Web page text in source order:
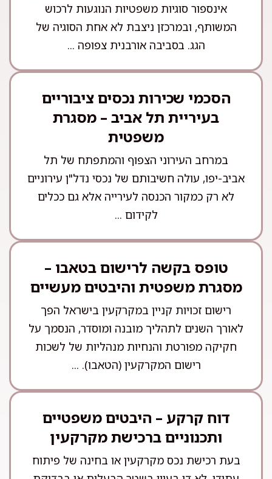
אינספור סוגיות משפטיות הנוגעות לרכוש
המשותף, ובמרכזן ניצבת לא אחת הסוגיה של
הגג. בסביבה אורבנית צפופה ...
הסכמי שכירות נכסים ציבוריים
בעיריית תל אביב – מסגרת
משפטית
במרחב העירוני הצפוף והמתפתח של תל
אביב-יפו, עולה חשיבותם של נכסי נדל"ן עירוניים
לא רק כמקור הכנסה לעירייה אלא גם ככלים
לקידום ...
טופס בקשה לרישום בטאבו –
מסגרת משפטית והיבטים מעשיים
רישום זכויות קניין במקרקעין בישראל הפך
לאורך השנים לתהליך מובנה ומוסדר, הנסמך על
חקיקה מפורטת והנחיות מנהליות של לשכות
רישום המקרקעין (הטאבו). ...
דוח קרקע – היבטים משפטיים
ותכנוניים ברכישת מקרקעין
בעת רכישת נכס מקרקעין או בחינה של פיתוח